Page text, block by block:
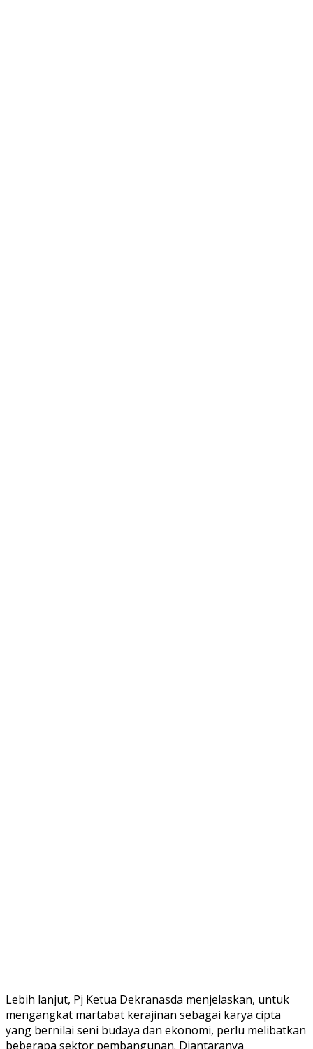
Lebih lanjut, Pj Ketua Dekranasda menjelaskan, untuk
mengangkat martabat kerajinan sebagai karya cipta
yang bernilai seni budaya dan ekonomi, perlu melibatkan
beberapa sektor pembangunan. Diantaranya